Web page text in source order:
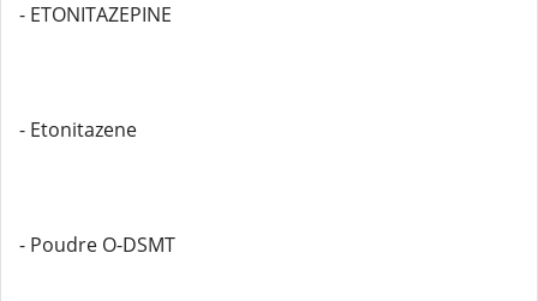
- ETONITAZEPINE
- Etonitazene
- Poudre O-DSMT